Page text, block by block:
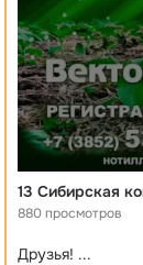
13 Сибирская
880 просмотров
Друзья! ...